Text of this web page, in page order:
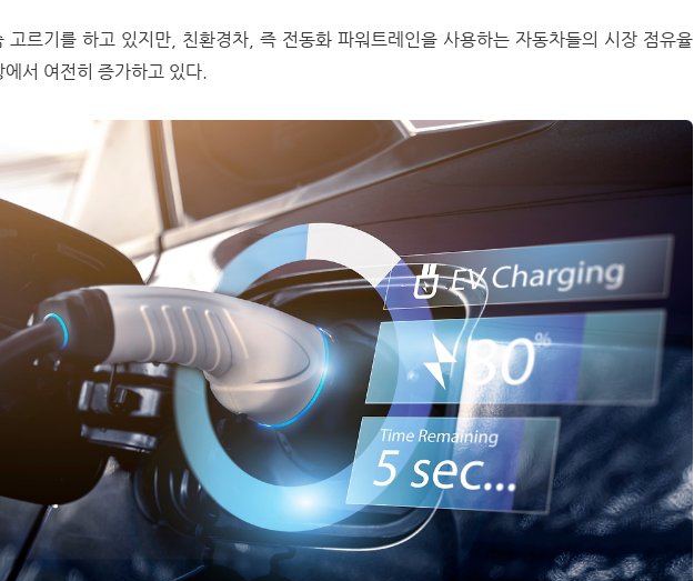
고르기를 하고 있지만, 친환경차, 즉 전동화 파워트레인을 사용하는 자동차들의 시장 점유율
서 여전히 증가하고 있다.